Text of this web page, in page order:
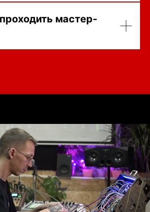
мастер-